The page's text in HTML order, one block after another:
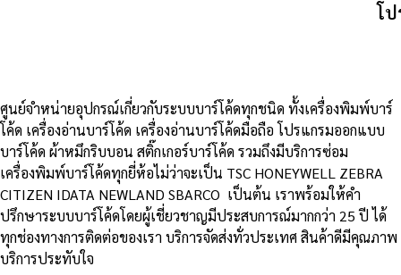
โ
ศูนย์จําหน่ายอุปกรณ์เกี่ยวกับระบบบาร์โค้ดทุกชนิด ทั้งเครื่องพิมพ์บาร์
โค้ด เครื่องอ่านบาร์โค้ด เครื่องอ่านบาร์โค้ดมือถือ โปรแกรมออกแบบ
บาร์โค้ด ผ้าหมึกริบบอน สติ๊กเกอร์บาร์โค้ด รวมถึงมีบริการซ่อม
เครื่องพิมพ์บาร์โค้ดทุกยี่ห้อไม่ว่าจะเป็น TSC HONEYWELL ZEBRA
CITIZEN IDATA NEWLAND SBARCO เป็นต้น เราพร้อมให้คำ
ปรึกษาระบบบาร์โค้ดโดยผู้เชี่ยวชาญมีประสบการณ์มากกว่า 25 ปี ได้
ทุกช่องทางการติดต่อของเรา บริการจัดส่งทั่วประเทศ สินค้าดีมีคุณภาพ
บริการประทับใจ